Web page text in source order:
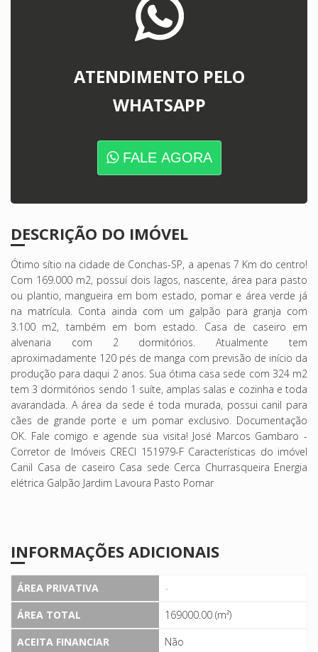
ATENDIMENTO PELO
WHATSAPP
FALE AGORA
DESCRIÇÃO DO IMÓVEL
Ótimo sítio na cidade de Conchas-SP, a apenas 7 Km do centro!
Com 169.000 m2, possuí dois lagos, nascente, área para pasto
ou plantio, mangueira em bom estado, pomar e área verde já
na matrícula. Conta ainda com um galpão para granja com
3.100 m2, também em bom estado. Casa de caseiro em
alvenaria com 2 dormitórios. Atualmente tem
aproximadamente 120 pés de manga com previsão de início da
produção para daqui 2 anos. Sua ótima casa sede com 324 m2
tem 3 dormitórios sendo 1 suíte, amplas salas e cozinha e toda
avarandada. A área da sede é toda murada, possui canil para
cães de grande porte e um pomar exclusivo. Documentação
OK. Fale comigo e agende sua visita! José Marcos Gambaro -
Corretor de Imóveis CRECI 151979-F Características do imóvel
Canil Casa de caseiro Casa sede Cerca Churrasqueira Energia
elétrica Galpão Jardim Lavoura Pasto Pomar
INFORMAÇÕES ADICIONAIS
ÁREA PRIVATIVA -
ÁREA TOTAL
169000.00 (m²)
ACEITA FINANCIAR
Não